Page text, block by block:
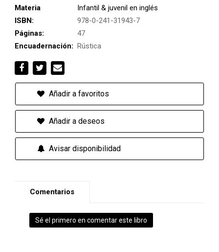
Materia
Infantil & juvenil en inglés
ISBN:
978-0-241-31943-7
Páginas:
47
Encuadernación: Rústica
Añadir a favoritos
Añadir a deseos
Avisar disponibilidad
Comentarios
Sé el primero en comentar este libro